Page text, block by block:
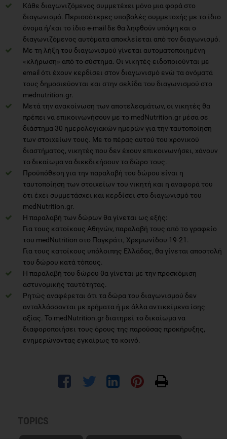
Κάθε διαγωνιζόμενος συμμετέχει μόνο μια φορά στο
διαγωνισμό. Περισσότερες υποβολές συμμετοχής με το ίδιο
όνομα ή/και το ίδιο e-mail δε θα ληφθούν υπόψη και ο
διαγωνιζόμενος αυτόματα αποκλείεται από τον διαγωνισμό.
Με τη λήξη του διαγωνισμού γίνεται αυτοματοποιημένη
«κλήρωση» από το σύστημα. Οι νικητές ειδοποιούνται με
email ότι έχουν κερδίσει στον διαγωνισμό ενώ τα ονόματά
τους δημοσιεύονται και στην σελίδα του διαγωνισμού στο
mednutrition.gr.
Μετά την ανακοίνωση των αποτελεσμάτων, οι νικητές θα
πρέπει να επικοινωνήσουν με το medNutrition.gr μέσα σε
διάστημα 30 ημερολογιακών ημερών για την ταυτοποίηση
των στοιχείων τους. Με το πέρας αυτού του χρονικού
διαστήματος, νικητές που δεν έχουν επικοινωνήσει, χάνουν
το δικαίωμα να διεκδικήσουν το δώρο τους.
Προϋπόθεση για την παραλαβή του δώρου είναι η
ταυτοποίηση των στοιχείων του νικητή και η αναφορά του
ότι έχει συμμετάσχει και κερδίσει στο διαγωνισμό του
medNutrition.gr.
Η παραλαβή των δώρων θα γίνεται ως εξής:
Για τους κατοίκους Αθηνών, παραλαβή τους από το γραφείο
του medNutrition στο Παγκράτι, Χρεμωνίδου 19-21.
Για τους κατοίκους υπόλοιπης Ελλάδας, θα γίνεται αποστολή
του δώρου κατά τόπους.
Η παραλαβή του δώρου θα γίνεται με την προσκόμιση
αστυνομικής ταυτότητας.
Ρητώς αναφέρεται ότι τα δώρα του διαγωνισμού δεν
ανταλλάσσονται με χρήματα ή με άλλα αντικείμενα ίσης
αξίας. Το medNutrition.gr διατηρεί το δικαίωμα να
διαφοροποιήσει τους όρους της παρούσας προκήρυξης,
ενημερώνοντας εγκαίρως το κοινό.
TOPICS